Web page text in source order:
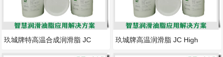
玖城牌特高温合成润滑脂 JC
玖城牌高温润滑脂 JC High